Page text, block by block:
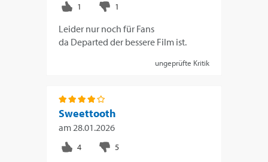
Leider nur noch für Fans
da Departed der bessere Film ist.
ungeprüfte Kritik
Sweettooth
am 28.01.2026